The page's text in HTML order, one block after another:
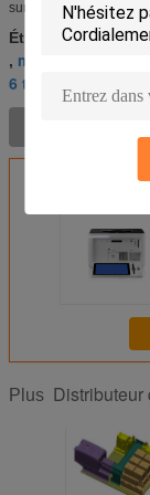
surveiller
Étiquettes:
, module de
6 trémies cardent
Plus Distributeur